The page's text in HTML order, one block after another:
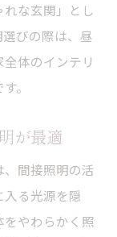
な玄関」とし
びの際は、昼
体のインテリ
。
が最適
間接照明の活
る光源を隠
をやわらかく照